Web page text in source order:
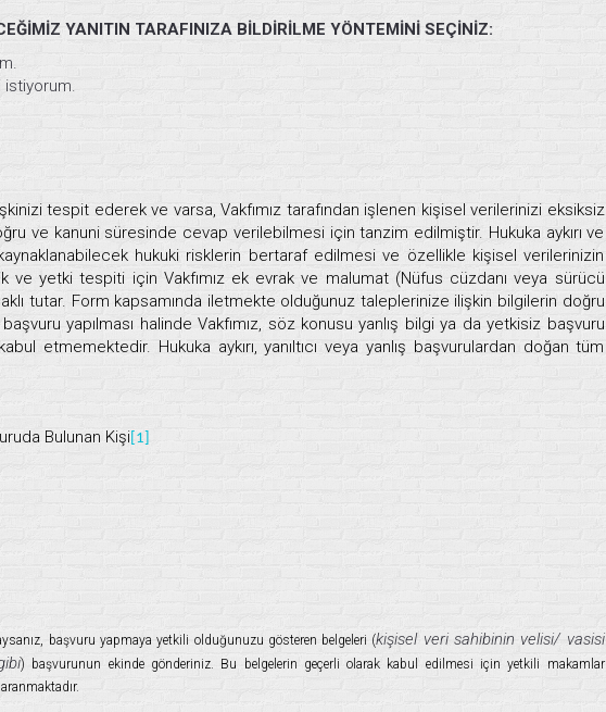
YANITIN TARAFINIZA BİLDİRİLME YÖNTEMİNİ SEÇİNİZ:
istiyorum.
tespit ederek ve varsa, Vakfımız tarafından işlenen kişisel verilerinizi eksiksiz
ve kanuni süresinde cevap verilebilmesi için tanzim edilmiştir. Hukuka aykırı ve
hukuki risklerin bertaraf edilmesi ve özellikle kişisel verilerinizin
ve yetki tespiti için Vakfımız ek evrak ve malumat (Nüfus cüzdanı veya sürücü
tutar. Form kapsamında iletmekte olduğunuz taleplerinize ilişkin bilgilerin doğru
yapılması halinde Vakfımız, söz konusu yanlış bilgi ya da yetkisiz başvuru
etmemektedir. Hukuka aykırı, yanıltıcı veya yanlış başvurulardan doğan tüm
Bulunan Kişi [1]
başvuru yapmaya yetkili olduğunuzu gösteren belgeleri (kişisel veri sahibinin velisi/ vasisi
) başvurunun ekinde gönderiniz. Bu belgelerin geçerli olarak kabul edilmesi için yetkili makamlar